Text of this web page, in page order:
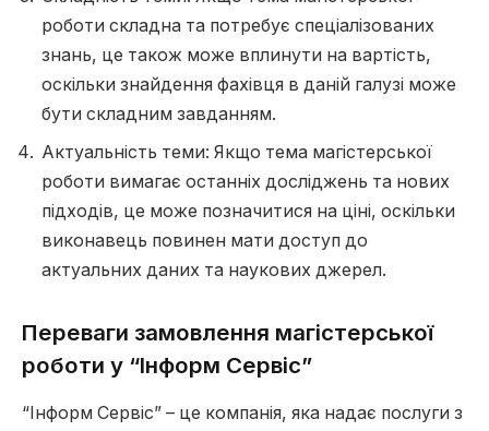
роботи складна та потребує спеціалізованих
знань, це також може вплинути на вартість,
оскільки знайдення фахівця в даній галузі може
бути складним завданням.
Актуальність теми: Якщо тема магістерської
роботи вимагає останніх досліджень та нових
підходів, це може позначитися на ціні, оскільки
виконавець повинен мати доступ до
актуальних даних та наукових джерел.
Переваги замовлення магістерської
роботи у “Інформ Сервіс”
“Інформ Сервіс” – це компанія, яка надає послуги з